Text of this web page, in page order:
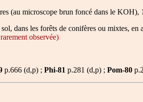
(au microscope brun foncé dans le KOH),
dans les forêts de conifères ou mixtes,
observée)
p.666 (d,p) ; Phi-81 p.281 (d,p) ; Pom-80